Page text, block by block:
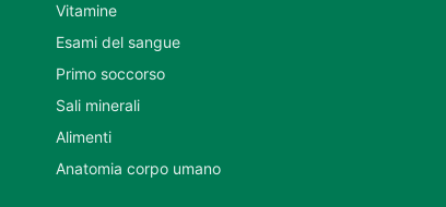
Vitamine
Esami del sangue
Primo soccorso
Sali minerali
Alimenti
Anatomia corpo umano